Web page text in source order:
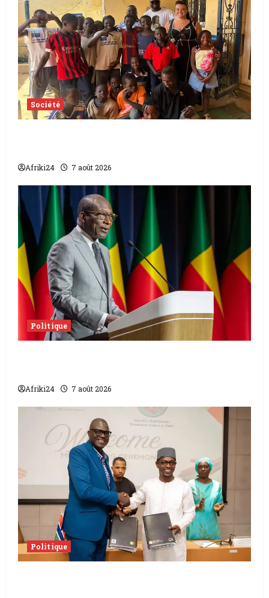
Société
Afriki24 7 août 2026
Politique
Afriki24 7 août 2026
Politique